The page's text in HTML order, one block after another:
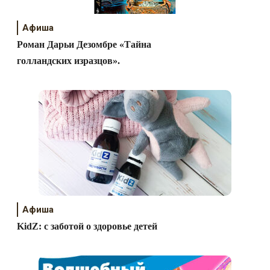
Афиша
Роман Дарьи Дезомбре «Тайна
голландских изразцов».
Афиша
KidZ: с заботой о здоровье детей